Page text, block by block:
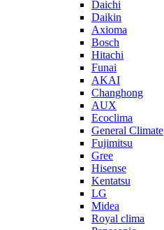
Daichi
Daikin
Axioma
Bosch
Hitachi
Funai
AKAI
Changhong
AUX
Ecoclima
General Climate
Fujimitsu
Gree
Hisense
Kentatsu
LG
Midea
Royal clima